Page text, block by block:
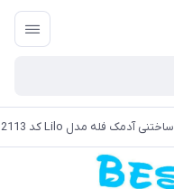
ساختنی آدمک فله مدل Lilo کد 2113